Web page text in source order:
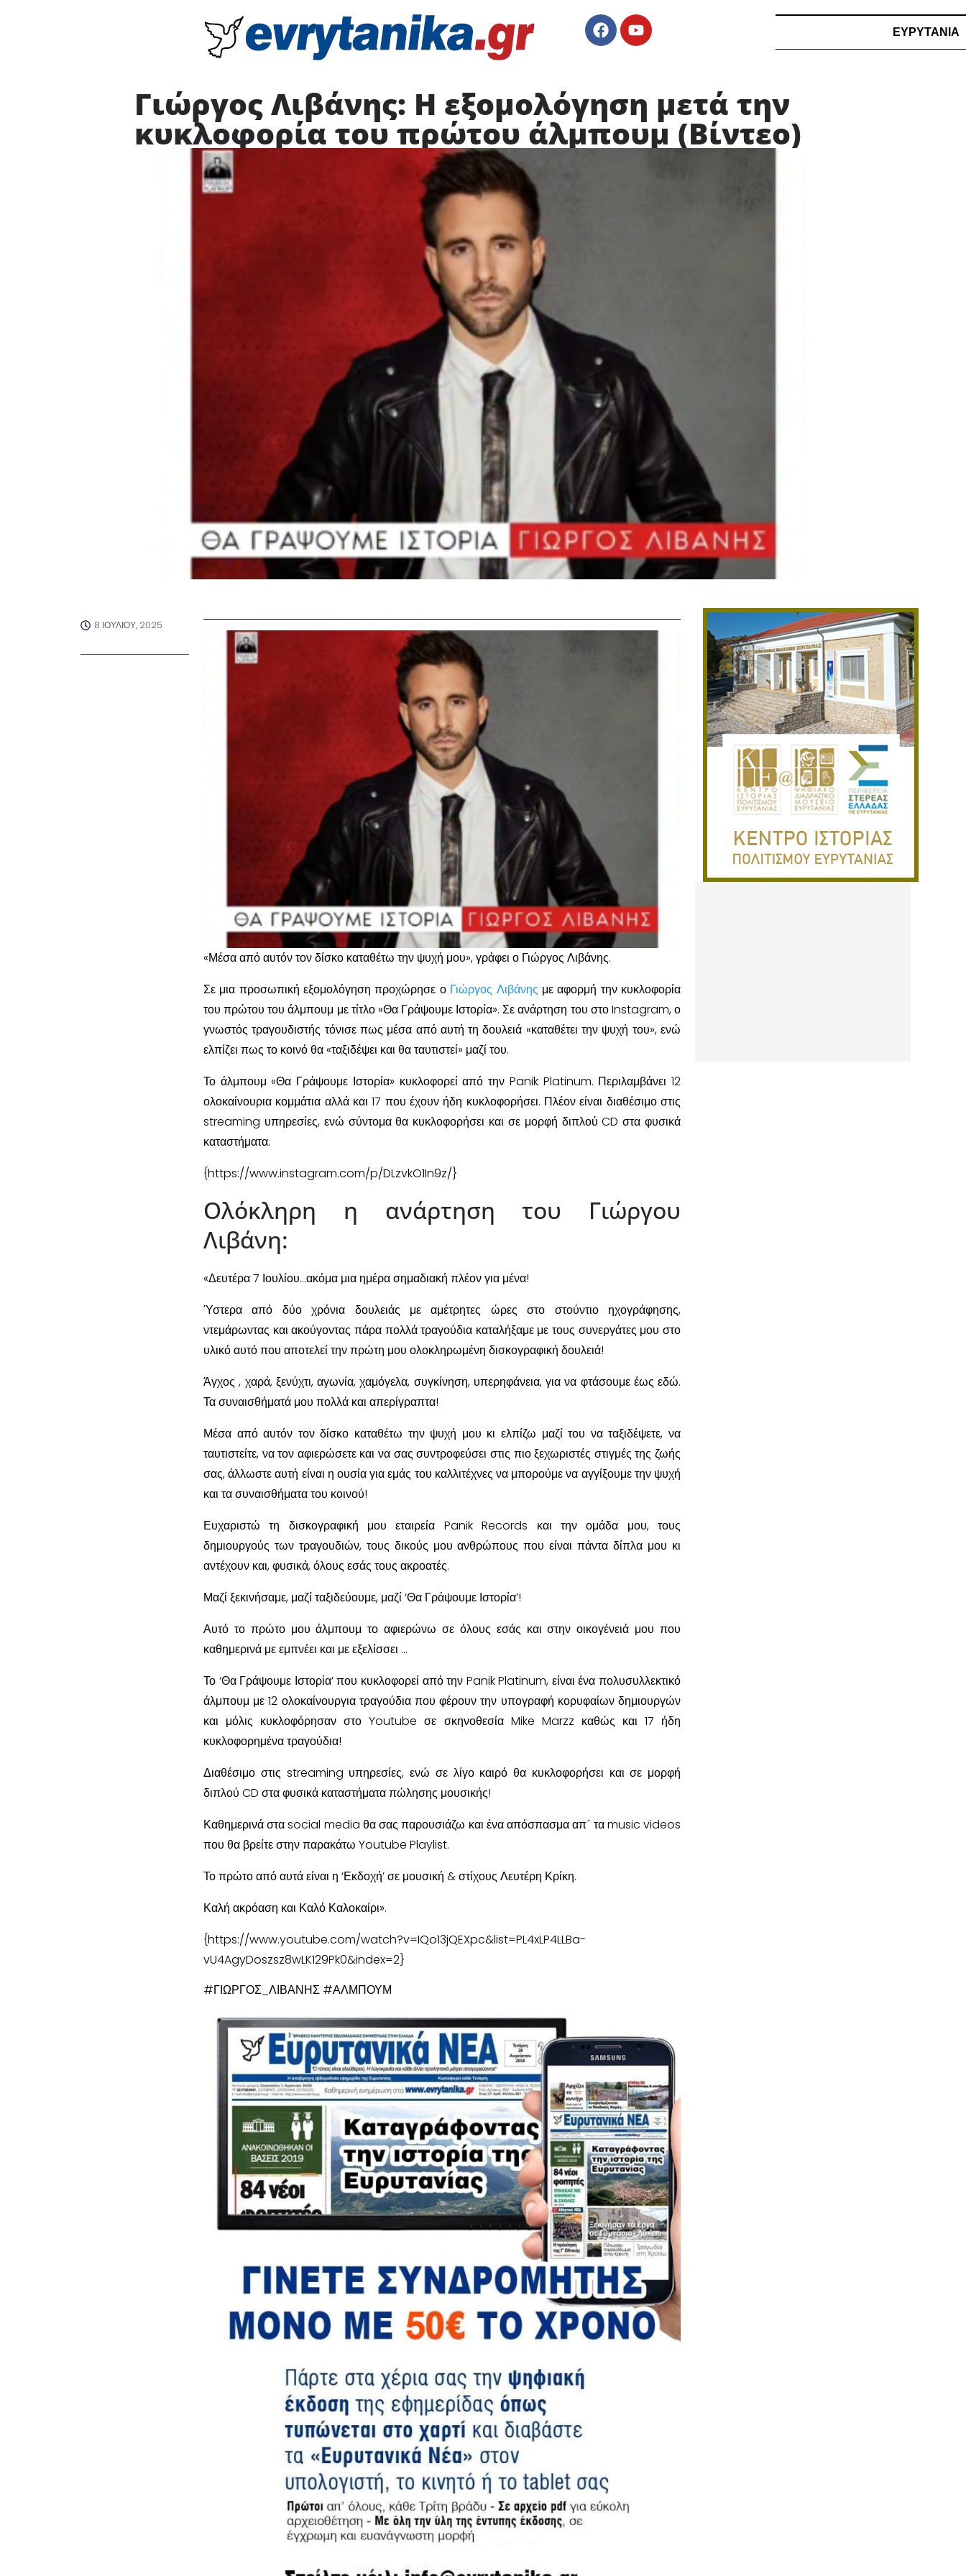
ΕΥΡΥΤΑΝΙΑ
Γιώργος Λιβάνης: Η εξομολόγηση μετά την
κυκλοφορία του πρώτου άλμπουμ (Βίντεο)
8 ΙΟΥΛΊΟΥ, 2025
«Μέσα από αυτόν τον δίσκο καταθέτω την ψυχή μου», γράφει ο Γιώργος Λιβάνης.
Σε μια προσωπική εξομολόγηση προχώρησε ο Γιώργος Λιβάνης με αφορμή την κυκλοφορία
του πρώτου του άλμπουμ με τίτλο «Θα Γράψουμε Ιστορία». Σε ανάρτηση του στο Instagram, ο
γνωστός τραγουδιστής τόνισε πως μέσα από αυτή τη δουλειά «καταθέτει την ψυχή του», ενώ
ελπίζει πως το κοινό θα «ταξιδέψει και θα ταυτιστεί» μαζί του.
Το άλμπουμ «Θα Γράψουμε Ιστορία» κυκλοφορεί από την Panik Platinum. Περιλαμβάνει 12
ολοκαίνουρια κομμάτια αλλά και 17 που έχουν ήδη κυκλοφορήσει. Πλέον είναι διαθέσιμο στις
streaming υπηρεσίες, ενώ σύντομα θα κυκλοφορήσει και σε μορφή διπλού CD στα φυσικά
καταστήματα.
{https://www.instagram.com/p/DLzvkO1In9z/}
Ολόκληρη η ανάρτηση του Γιώργου
Λιβάνη:
«Δευτέρα 7 Ιουλίου…ακόμα μια ημέρα σημαδιακή πλέον για μένα!
Ύστερα από δύο χρόνια δουλειάς με αμέτρητες ώρες στο στούντιο ηχογράφησης,
ντεμάρωντας και ακούγοντας πάρα πολλά τραγούδια καταλήξαμε με τους συνεργάτες μου στο
υλικό αυτό που αποτελεί την πρώτη μου ολοκληρωμένη δισκογραφική δουλειά!
Άγχος , χαρά, ξενύχτι, αγωνία, χαμόγελα, συγκίνηση, υπερηφάνεια, για να φτάσουμε έως εδώ.
Τα συναισθήματά μου πολλά και απερίγραπτα!
Μέσα από αυτόν τον δίσκο καταθέτω την ψυχή μου κι ελπίζω μαζί του να ταξιδέψετε, να
ταυτιστείτε, να τον αφιερώσετε και να σας συντροφεύσει στις πιο ξεχωριστές στιγμές της ζωής
σας, άλλωστε αυτή είναι η ουσία για εμάς του καλλιτέχνες να μπορούμε να αγγίξουμε την ψυχή
και τα συναισθήματα του κοινού!
Ευχαριστώ τη δισκογραφική μου εταιρεία Panik Records και την ομάδα μου, τους
δημιουργούς των τραγουδιών, τους δικούς μου ανθρώπους που είναι πάντα δίπλα μου κι
αντέχουν και, φυσικά, όλους εσάς τους ακροατές.
Μαζί ξεκινήσαμε, μαζί ταξιδεύουμε, μαζί ‘Θα Γράψουμε Ιστορία’!
Αυτό το πρώτο μου άλμπουμ το αφιερώνω σε όλους εσάς και στην οικογένειά μου που
καθημερινά με εμπνέει και με εξελίσσει …
Το ‘Θα Γράψουμε Ιστορία’ που κυκλοφορεί από την Panik Platinum, είναι ένα πολυσυλλεκτικό
άλμπουμ με 12 ολοκαίνουργια τραγούδια που φέρουν την υπογραφή κορυφαίων δημιουργών
και μόλις κυκλοφόρησαν στο Youtube σε σκηνοθεσία Mike Marzz καθώς και 17 ήδη
κυκλοφορημένα τραγούδια!
Διαθέσιμο στις streaming υπηρεσίες, ενώ σε λίγο καιρό θα κυκλοφορήσει και σε μορφή
διπλού CD στα φυσικά καταστήματα πώλησης μουσικής!
Καθημερινά στα social media θα σας παρουσιάζω και ένα απόσπασμα απ´ τα music videos
που θα βρείτε στην παρακάτω Youtube Playlist.
Το πρώτο από αυτά είναι η ‘Εκδοχή’ σε μουσική & στίχους Λευτέρη Κρίκη.
Καλή ακρόαση και Καλό Καλοκαίρι».
{https://www.youtube.com/watch?v=IQo13jQEXpc&list=PL4xLP4LLBa-
vU4AgyDoszsz8wLK129Pk0&index=2}
#ΓΙΩΡΓΟΣ_ΛΙΒΑΝΗΣ #ΑΛΜΠΟΥΜ